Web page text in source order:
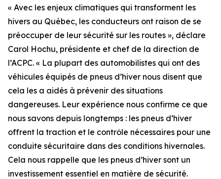
« Avec les enjeux climatiques qui transforment les
hivers au Québec, les conducteurs ont raison de se
préoccuper de leur sécurité sur les routes », déclare
Carol Hochu, présidente et chef de la direction de
l’ACPC. « La plupart des automobilistes qui ont des
véhicules équipés de pneus d’hiver nous disent que
cela les a aidés à prévenir des situations
dangereuses. Leur expérience nous confirme ce que
nous savons depuis longtemps : les pneus d’hiver
offrent la traction et le contrôle nécessaires pour une
conduite sécuritaire dans des conditions hivernales.
Cela nous rappelle que les pneus d’hiver sont un
investissement essentiel en matière de sécurité.